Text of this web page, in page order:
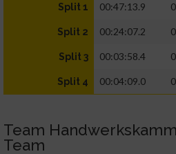
Split 1 00:47:13.9
Split 2 00:24:07.2
Split 3 00:03:58.4
Split 4 00:04:09.0
Team
Team